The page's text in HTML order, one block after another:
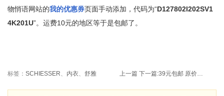
物悄语网站的我的优惠券页面手动添加，代码为“D127802I202SV1
4K201U”。运费10元的地区等于是包邮了。
标签： SCHIESSER、 内衣、 舒雅 上一篇 下一篇: 39元包邮 原价280元的《猫和老鼠（142集完整收藏版）（12DVD）